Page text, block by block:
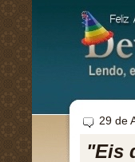
29 de
"Eis